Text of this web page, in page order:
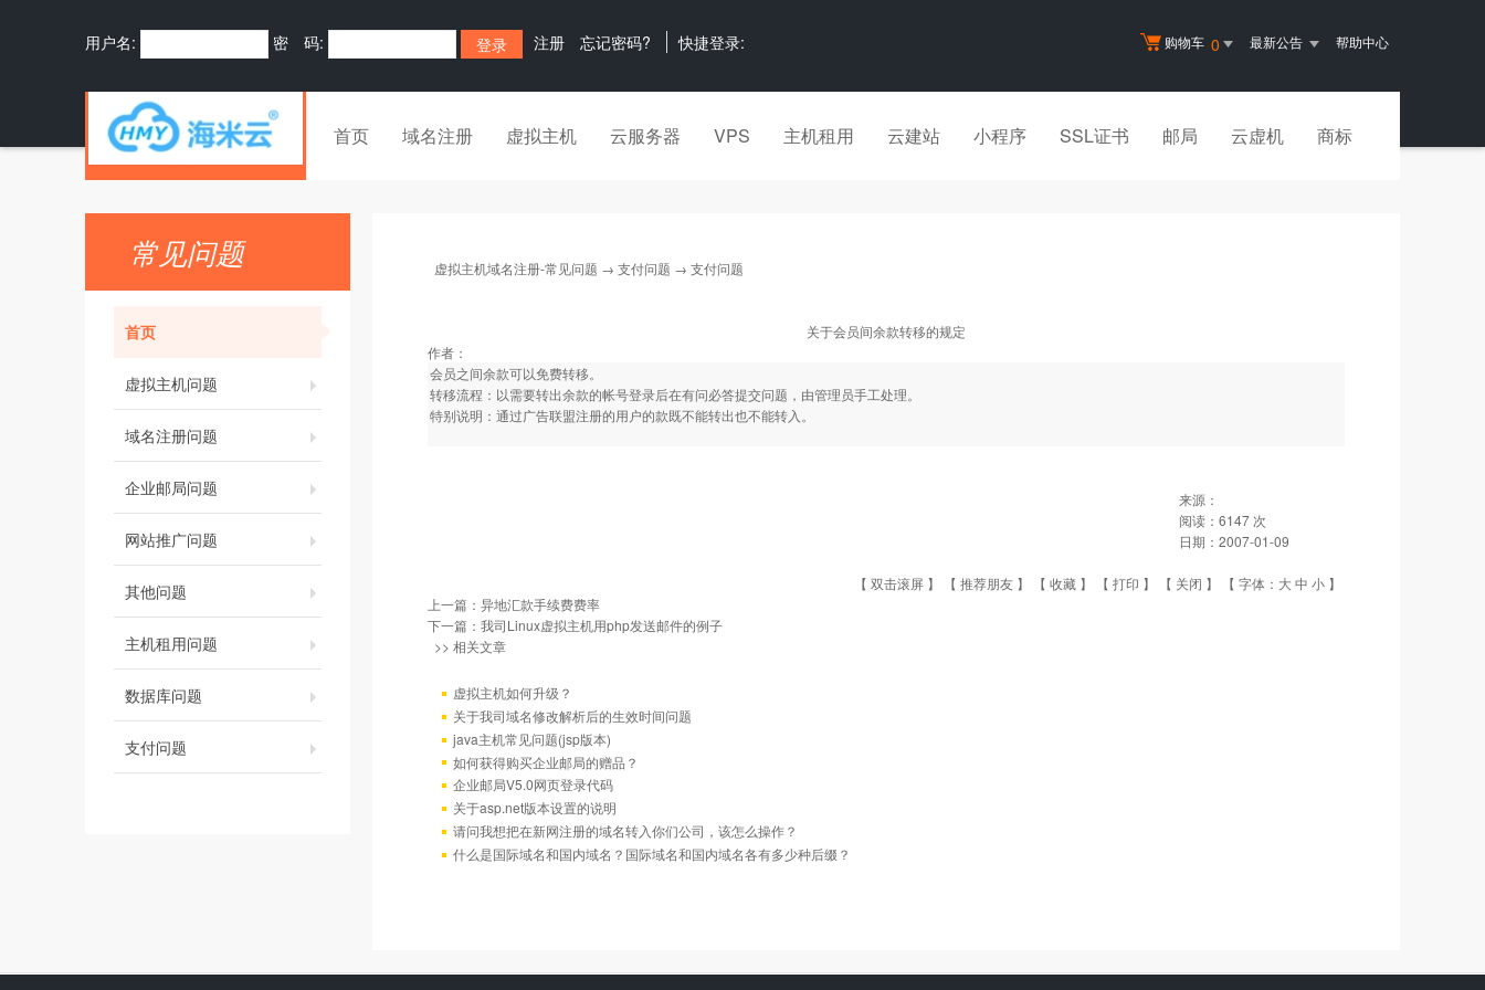
购物车 0 最新公告 帮助中心
用户名: 密 码: 注册 忘记密码? 快捷登录:
首页 域名注册 虚拟主机 云服务器 VPS 主机租用 云建站 小程序 SSL证书 邮局 云虚机 商标
常见问题
首页
虚拟主机问题
域名注册问题
企业邮局问题
网站推广问题
其他问题
主机租用问题
数据库问题
支付问题
虚拟主机域名注册-常见问题 → 支付问题 → 支付问题
关于会员间余款转移的规定
作者：
会员之间余款可以免费转移。
转移流程：以需要转出余款的帐号登录后在有问必答提交问题，由管理员手工处理。
特别说明：通过广告联盟注册的用户的款既不能转出也不能转入。
来源：
阅读： 6147 次
日期： 2007-01-09
【 双击滚屏 】 【 推荐朋友 】 【 收藏 】 【 打印 】 【 关闭 】 【 字体： 大中 小 】
上一篇： 异地汇款手续费费率
下一篇： 我司Linux虚拟主机用php发送邮件的例子
>> 相关文章
虚拟主机如何升级？
关于我司域名修改解析后的生效时间问题
java主机常见问题(jsp版本)
如何获得购买企业邮局的赠品？
企业邮局V5.0网页登录代码
关于asp.net版本设置的说明
请问我想把在新网注册的域名转入你们公司，该怎么操作？
什么是国际域名和国内域名？国际域名和国内域名各有多少种后缀？